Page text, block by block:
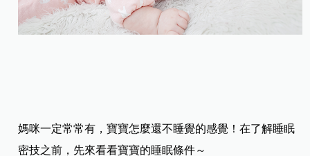
媽咪一定常常有，寶寶怎麼還不睡覺的感覺！在了解睡眠
密技之前，先來看看寶寶的睡眠條件～